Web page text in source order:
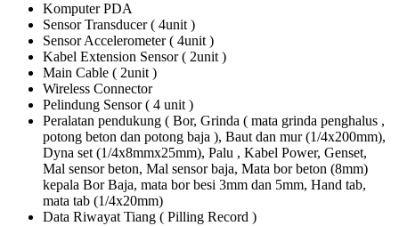
Komputer PDA
Sensor Transducer ( 4unit )
Sensor Accelerometer ( 4unit )
Kabel Extension Sensor ( 2unit )
Main Cable ( 2unit )
Wireless Connector
Pelindung Sensor ( 4 unit )
Peralatan pendukung ( Bor, Grinda ( mata grinda penghalus ,
potong beton dan potong baja ), Baut dan mur (1/4x200mm),
Dyna set (1/4x8mmx25mm), Palu , Kabel Power, Genset,
Mal sensor beton, Mal sensor baja, Mata bor beton (8mm)
kepala Bor Baja, mata bor besi 3mm dan 5mm, Hand tab,
mata tab (1/4x20mm)
Data Riwayat Tiang ( Pilling Record )